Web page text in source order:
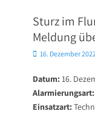
Sturz im
Meldung
Posted
16. Dezember
Datum: 16.
Alarmierungsart:
Einsatzart: